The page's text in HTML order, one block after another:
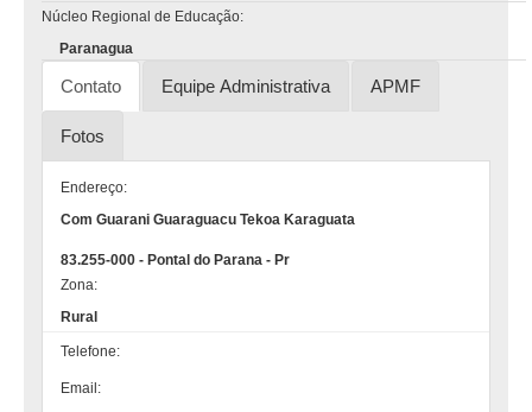
Núcleo Regional de Educação:
Paranagua
Contato Equipe Administrativa APMF
Fotos
Endereço:
Com Guarani Guaraguacu Tekoa Karaguata
83.255-000 - Pontal do Parana - Pr
Zona:
Rural
Telefone:
Email: